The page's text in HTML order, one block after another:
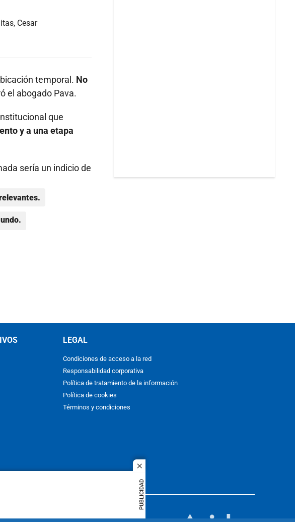
close
PUBLICIDAD
Cesar
temporal. No
el abogado Pava.
que
y a una etapa
sería un indicio de
LEGAL
Condiciones de acceso a la red
Responsabilidad corporativa
Política de tratamiento de la información
Política de cookies
Términos y condiciones
traducción a cualquier idioma